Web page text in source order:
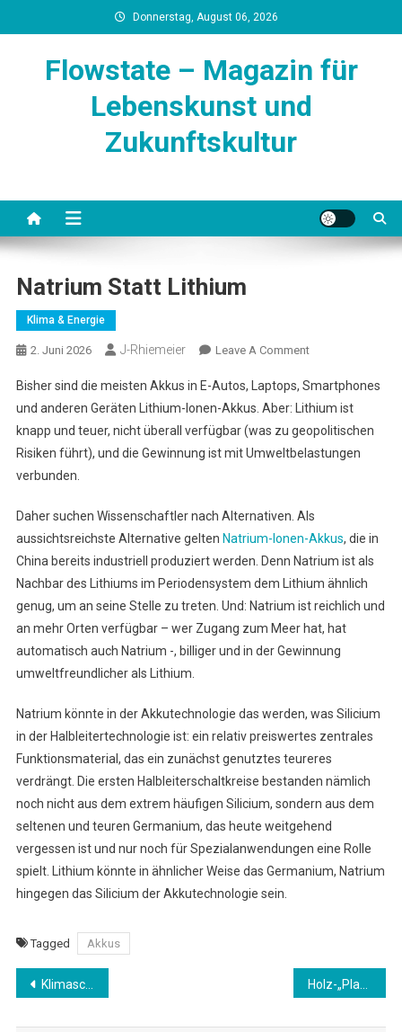
to
Donnerstag, August 06, 2026
Flowstate – Magazin für
Lebenskunst und
Zukunftskultur
Natrium Statt Lithium
Klima & Energie
2. Juni 2026 J-Rhiemeier Leave A CommentOn
Statt
Lithium
Bisher sind die meisten Akkus in E-Autos, Laptops, Smartphones
und anderen Geräten Lithium-Ionen-Akkus. Aber: Lithium ist
knapp und teuer, nicht überall verfügbar (was zu geopolitischen
Risiken führt), und die Gewinnung ist mit Umweltbelastungen
verbunden.
Daher suchen Wissenschaftler nach Alternativen. Als
aussichtsreichste Alternative gelten Natrium-Ionen-Akkus, die in
China bereits industriell produziert werden. Denn Natrium ist als
Nachbar des Lithiums im Periodensystem dem Lithium ähnlich
genug, um an seine Stelle zu treten. Und: Natrium ist reichlich und
an mehr Orten verfügbar – wer Zugang zum Meer hat, hat
automatisch auch Natrium -, billiger und in der Gewinnung
umweltfreundlicher als Lithium.
Natrium könnte in der Akkutechnologie das werden, was Silicium
in der Halbleitertechnologie ist: ein relativ preiswertes zentrales
Funktionsmaterial, das ein zunächst genutztes teureres
verdrängt. Die ersten Halbleiterschaltkreise bestanden nämlich
noch nicht aus dem extrem häufigen Silicium, sondern aus dem
seltenen und teuren Germanium, das heute weitgehend
vergessen ist und nur noch für Spezialanwendungen eine Rolle
spielt. Lithium könnte in ähnlicher Weise das Germanium, Natrium
hingegen das Silicium der Akkutechnologie sein.
Tagged Akkus
Beitragsnavigation
Klimaschutz kann nicht zu teuer sein!